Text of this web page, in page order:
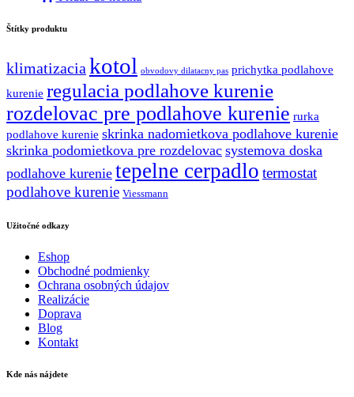
Štítky produktu
klimatizacia kotol obvodovy dilatacny pas prichytka podlahove
kurenie regulacia podlahove kurenie
rozdelovac pre podlahove kurenie rurka
podlahove kurenie skrinka nadomietkova podlahove kurenie
skrinka podomietkova pre rozdelovac systemova doska
podlahove kurenie tepelne cerpadlo termostat
podlahove kurenie Viessmann
Užitočné odkazy
Eshop
Obchodné podmienky
Ochrana osobných údajov
Realizácie
Doprava
Blog
Kontakt
Kde nás nájdete